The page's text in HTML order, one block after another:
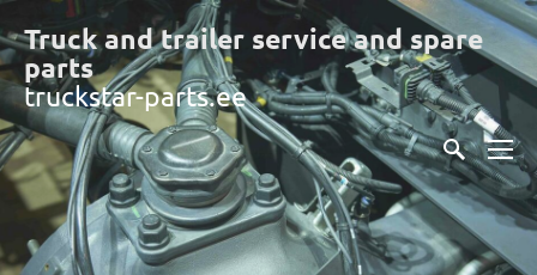
Truck and trailer service and spare
parts
truckstar-parts.ee